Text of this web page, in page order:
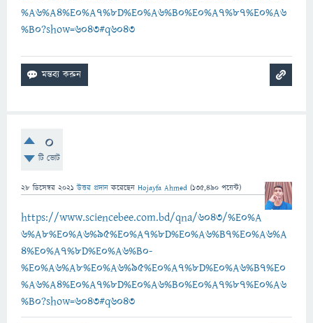
%A6%A4%E0%A7%8D%E0%A6%B0%E0%A7%87%E0%A6
%B0?show=6043#q6043
0
টি ভোট
28 ডিসেম্বর 2021 উত্তর প্রদান করেছেন Hojayfa Ahmed (135,490 পয়েন্ট)
https://www.sciencebee.com.bd/qna/6043/%E0%A
6%A8%E0%A6%95%E0%A7%8D%E0%A6%B7%E0%A6%A
4%E0%A7%8D%E0%A6%B0-
%E0%A6%A8%E0%A6%95%E0%A7%8D%E0%A6%B7%E0
%A6%A4%E0%A7%8D%E0%A6%B0%E0%A7%87%E0%A6
%B0?show=6043#q6043